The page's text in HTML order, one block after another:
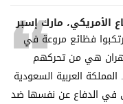
الأمريكي، مارك إسبر
فظائع مروعة في
هي من تحركهم
العربية السعودية
في الدفاع عن نفسها ضد